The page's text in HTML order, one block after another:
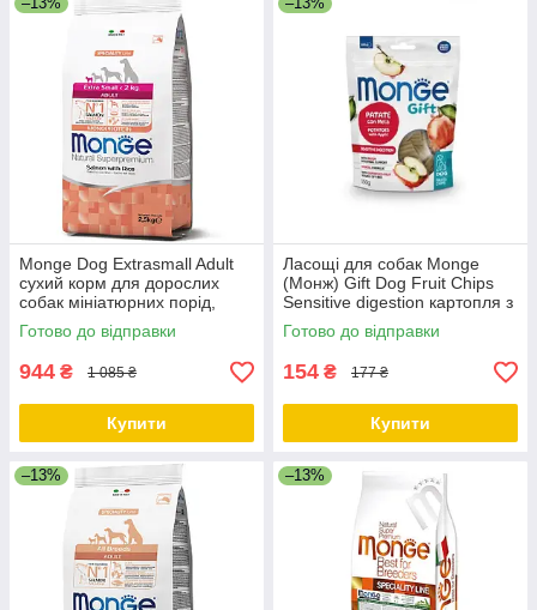
Monge Dog Extrasmall Adult
сухий корм для дорослих
собак мініатюрних порід,
лосось із рисом, 2.5 КГ
Готово до відправки
944 ₴ 1 085 ₴
Купити
Ласощі для собак Monge
(Монж) Gift Dog Fruit Chips
Sensitive digestion картопля з
яблуком (веган) 150г
Готово до відправки
154 ₴ 177 ₴
Купити
–13% –13%